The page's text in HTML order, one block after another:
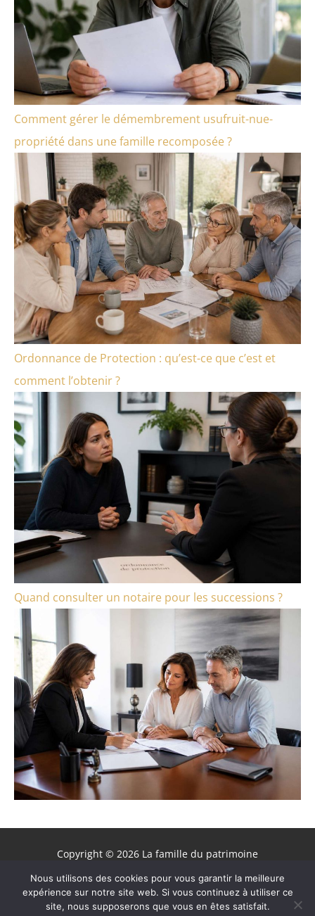
Comment gérer le démembrement usufruit-nue-
propriété dans une famille recomposée ?
Ordonnance de Protection : qu’est-ce que c’est et
comment l’obtenir ?
Quand consulter un notaire pour les successions ?
Copyright © 2026 La famille du patrimoine
Contact
Mentions légales
Nous utilisons des cookies pour vous garantir la meilleure
expérience sur notre site web. Si vous continuez à utiliser ce
site, nous supposerons que vous en êtes satisfait.